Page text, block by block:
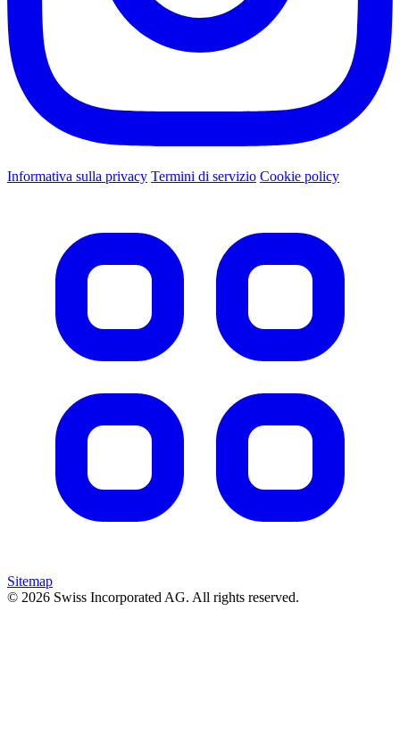
Informativa sulla privacy Termini di servizio Cookie policy
Sitemap
© 2026 Swiss Incorporated AG. All rights reserved.